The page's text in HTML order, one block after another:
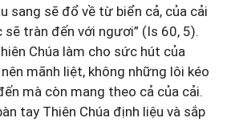
sang sẽ đổ về từ biển cả, của cải
sẽ tràn đến với ngươi” (Is 60, 5).
Chúa làm cho sức hút của
mãnh liệt, không những lôi kéo
mà còn mang theo cả của cải.
tay Thiên Chúa định liệu và sắp